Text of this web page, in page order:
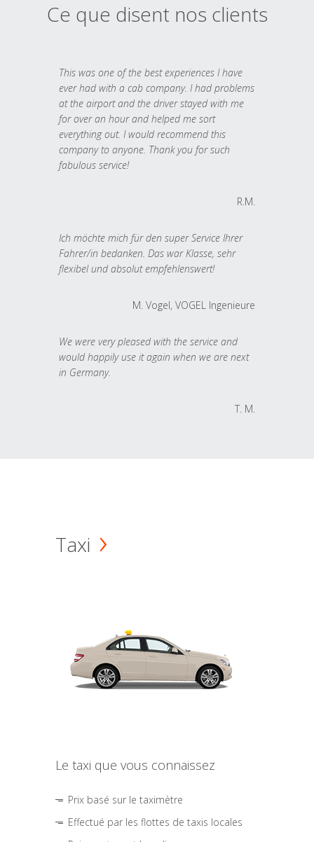
Ce que disent nos clients
This was one of the best experiences I have
ever had with a cab company. I had problems
at the airport and the driver stayed with me
for over an hour and helped me sort
everything out. I would recommend this
company to anyone. Thank you for such
fabulous service!
R.M.
Ich möchte mich für den super Service Ihrer
Fahrer/in bedanken. Das war Klasse, sehr
flexibel und absolut empfehlenswert!
M. Vogel, VOGEL Ingenieure
We were very pleased with the service and
would happily use it again when we are next
in Germany.
T. M.
Taxi
Le taxi que vous connaissez
Prix basé sur le taximètre
Effectué par les flottes de taxis locales